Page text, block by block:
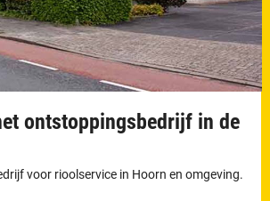
ontstoppingsbedrijf in de
voor rioolservice in Hoorn en omgeving.